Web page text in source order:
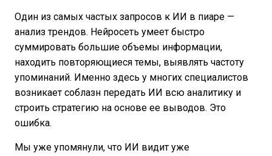
Один из самых частых запросов к ИИ в пиаре —
анализ трендов. Нейросеть умеет быстро
суммировать большие объемы информации,
находить повторяющиеся темы, выявлять частоту
упоминаний. Именно здесь у многих специалистов
возникает соблазн передать ИИ всю аналитику и
строить стратегию на основе ее выводов. Это
ошибка.
Мы уже упомянули, что ИИ видит уже